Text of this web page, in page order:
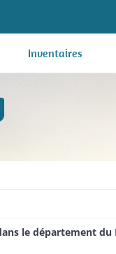
Inventaires
le département